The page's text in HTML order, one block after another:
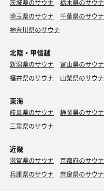
茨城県のサウナ 栃木県のサウナ
埼玉県のサウナ
千葉県のサウナ
神奈川県のサウナ
北陸・甲信越
新潟県のサウナ 富山県のサウナ
福井県のサウナ
山梨県のサウナ
東海
岐阜県のサウナ 静岡県のサウナ
三重県のサウナ
近畿
滋賀県のサウナ 京都府のサウナ
兵庫県のサウナ
奈良県のサウナ